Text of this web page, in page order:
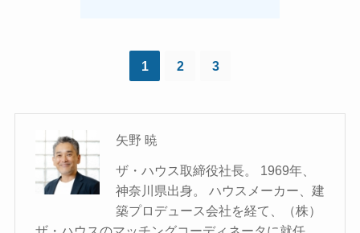
1 2 3
矢野 暁
ザ・ハウス取締役社長。 1969年、
神奈川県出身。 ハウスメーカー、建
築プロデュース会社を経て、（株）